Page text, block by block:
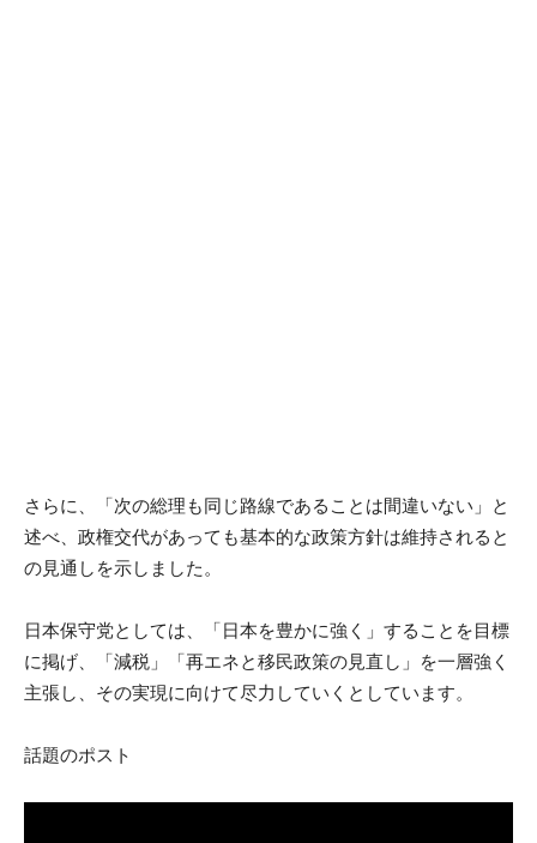
さらに、「次の総理も同じ路線であることは間違いない」と
述べ、政権交代があっても基本的な政策方針は維持されると
の見通しを示しました。
日本保守党としては、「日本を豊かに強く」することを目標
に掲げ、「減税」「再エネと移民政策の見直し」を一層強く
主張し、その実現に向けて尽力していくとしています。
話題のポスト